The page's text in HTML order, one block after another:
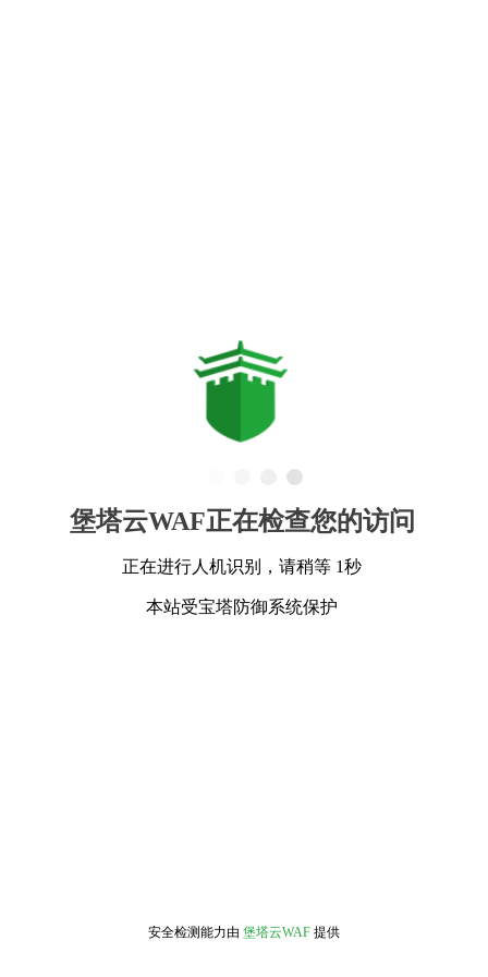
堡塔云WAF正在检查您的访问
正在进行人机识别，请稍等 1秒
本站受宝塔防御系统保护
安全检测能力由 堡塔云WAF 提供